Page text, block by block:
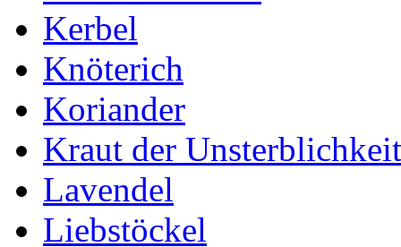
Kerbel
Knöterich
Koriander
Kraut der Unsterblichkeit
Lavendel
Liebstöckel